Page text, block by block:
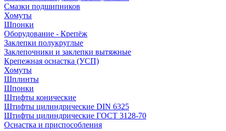
Смазки подшипников
Хомуты
Шпонки
Оборудование - Крепёж
Заклепки полукруглые
Заклепочники и заклепки вытяжные
Крепежная оснастка (УСП)
Хомуты
Шплинты
Шпонки
Штифты конические
Штифты цилиндрические DIN 6325
Штифты цилиндрические ГОСТ 3128-70
Оснастка и приспособления